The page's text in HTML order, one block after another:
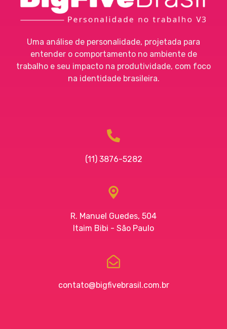
Big FiveUma análise de personalidade, projetada para
entender o comportamento no ambiente de
trabalho e seu impacto na produtividade, com foco
na identidade brasileira.
(11) 3876-5282
R. Manuel Guedes, 504
Itaim Bibi - São Paulo
contato@bigfivebrasil.com.br